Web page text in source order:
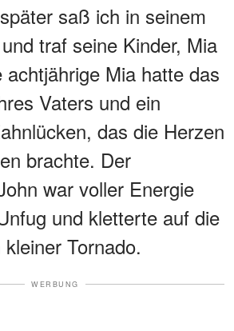
saß ich in seinem
traf seine Kinder, Mia
achtjährige Mia hatte das
Vaters und ein
das die Herzen
brachte. Der
war voller Energie
und kletterte auf die
Tornado.
WERBUNG